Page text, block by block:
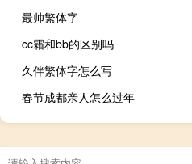
最帅繁体字
cc霜和bb的区别吗
久伴繁体字怎么写
春节成都亲人怎么过年